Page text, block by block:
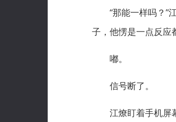
“那能一样吗？”江
子，他愣是一点反
嘟。
信号断了。
江燎盯着手机屏幕